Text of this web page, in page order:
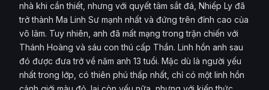
nhà khi cần thiết, nhưng với quyết tâm sắt đá, Nhiếp Ly đã
trở thành Ma Linh Sư mạnh nhất và đứng trên đỉnh cao của
võ lâm. Tuy nhiên, anh đã mất mạng trong trận chiến với
Thánh Hoàng và sáu con thú cấp Thần. Linh hồn anh sau
đó được đưa trở về năm anh 13 tuổi. Mặc dù là người yếu
nhất trong lớp, có thiên phú thấp nhất, chỉ có một linh hồn